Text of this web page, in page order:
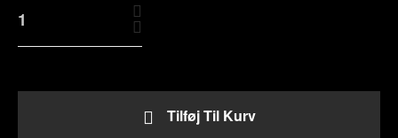
Tilføj Til Kurv